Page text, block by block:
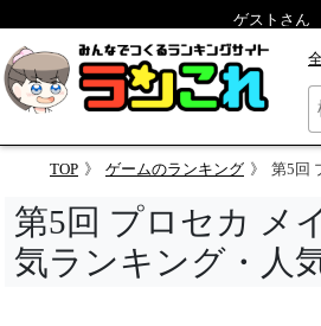
ゲストさん
TOP ゲームのランキング 第5回 プロセ
第5回 プロセカ メ
気ランキング・人